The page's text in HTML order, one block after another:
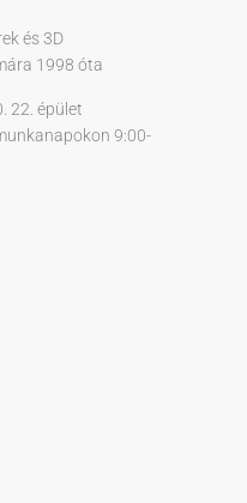
és 3D
1998 óta
22. épület
9:00-